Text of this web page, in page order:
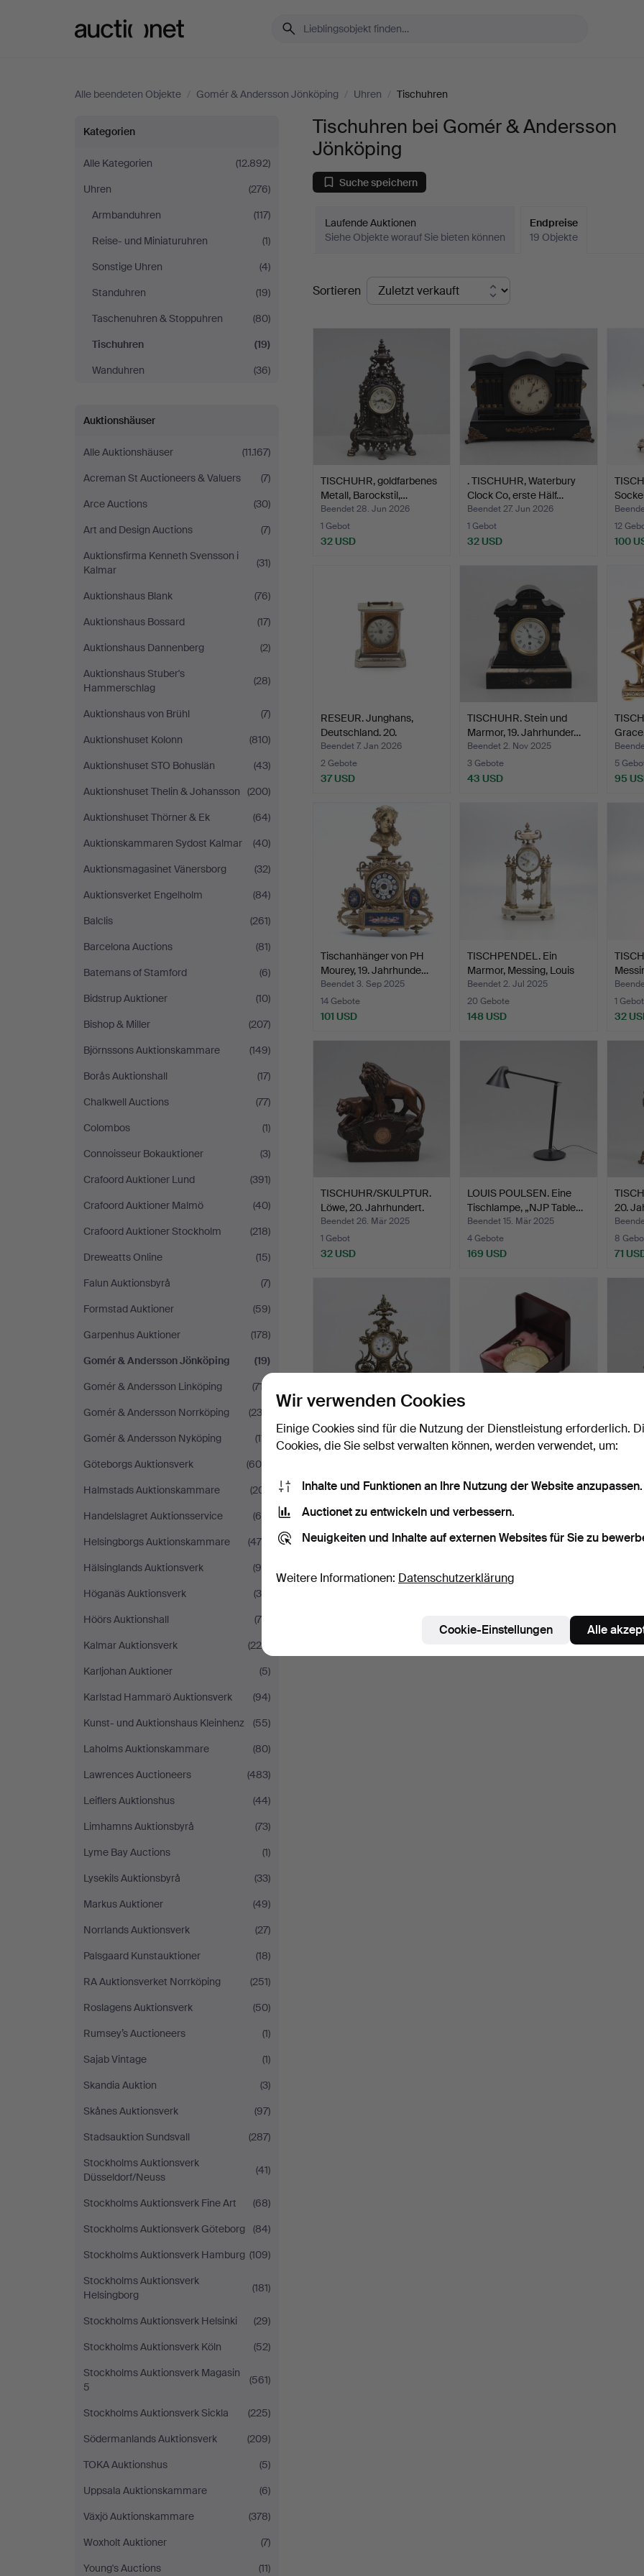
Alle beendeten Objekte / Gomér & Andersson Jönköping / Uhren / Tischuhren
Tischuhren
bei
Gomér
Andersson
Jönköping
Kategorien
Alle Kategorien
(12.892)
Uhren
(276)
Armbanduhren
(117)
Reise- und Miniaturuhren
(1)
Sonstige Uhren
(4)
Standuhren
(19)
Taschenuhren & Stoppuhren
(80)
Tischuhren
(19)
Wanduhren
(36)
Auktionshäuser
Alle Auktionshäuser
(11.167)
Acreman St Auctioneers & Valuers
(7)
Arce Auctions
(30)
Art and Design Auctions
(7)
Auktionsfirma Kenneth Svensson i
Kalmar
(31)
Auktionshaus Blank
(76)
Auktionshaus Bossard
(17)
Auktionshaus Dannenberg
(2)
Auktionshaus Stuber's
Hammerschlag
(28)
Auktionshaus von Brühl
(7)
Auktionshuset Kolonn
(810)
Auktionshuset STO Bohuslän
(43)
Auktionshuset Thelin & Johansson
(200)
Auktionshuset Thörner & Ek
(64)
Auktionskammaren Sydost Kalmar
(40)
Auktionsmagasinet Vänersborg
(32)
Auktionsverket Engelholm
(84)
Balclis
(261)
Barcelona Auctions
(81)
Batemans of Stamford
(6)
Bidstrup Auktioner
(10)
Bishop & Miller
(207)
Björnssons Auktionskammare
(149)
Borås Auktionshall
(17)
Chalkwell Auctions
(77)
Colombos
(1)
Connoisseur Bokauktioner
(3)
Crafoord Auktioner Lund
(391)
Crafoord Auktioner Malmö
(40)
Crafoord Auktioner Stockholm
(218)
Dreweatts Online
(15)
Falun Auktionsbyrå
(7)
Formstad Auktioner
(59)
Garpenhus Auktioner
(178)
Gomér & Andersson Jönköping
(19)
Gomér & Andersson Linköping
(717)
Gomér & Andersson Norrköping
(233)
Gomér & Andersson Nyköping
(111)
Göteborgs Auktionsverk
(604)
Halmstads Auktionskammare
(201)
Handelslagret Auktionsservice
(60)
Helsingborgs Auktionskammare
(475)
Hälsinglands Auktionsverk
(95)
Höganäs Auktionsverk
(35)
Höörs Auktionshall
(79)
Kalmar Auktionsverk
(225)
Karljohan Auktioner
(5)
Karlstad Hammarö Auktionsverk
(94)
Kunst- und Auktionshaus Kleinhenz
(55)
Laholms Auktionskammare
(80)
Lawrences Auctioneers
(483)
Leiflers Auktionshus
(44)
Limhamns Auktionsbyrå
(73)
Lyme Bay Auctions
(1)
Lysekils Auktionsbyrå
(33)
Markus Auktioner
(49)
Norrlands Auktionsverk
(27)
Palsgaard Kunstauktioner
(18)
RA Auktionsverket Norrköping
(251)
Roslagens Auktionsverk
(50)
Rumsey’s Auctioneers
(1)
Sajab Vintage
(1)
Skandia Auktion
(3)
Skånes Auktionsverk
(97)
Stadsauktion Sundsvall
(287)
Stockholms Auktionsverk
Düsseldorf/Neuss
(41)
Stockholms Auktionsverk Fine Art
(68)
Stockholms Auktionsverk Göteborg
(84)
Stockholms Auktionsverk Hamburg (109)
Stockholms Auktionsverk
Helsingborg
(181)
Stockholms Auktionsverk Helsinki
(29)
Stockholms Auktionsverk Köln
(52)
Stockholms Auktionsverk Magasin
5
(561)
Stockholms Auktionsverk Sickla
(225)
Södermanlands Auktionsverk
(209)
TOKA Auktionshus
(5)
Uppsala Auktionskammare
(6)
Växjö Auktionskammare
(378)
Woxholt Auktioner
(7)
Young's Auctions
(11)
Tischuhren bei Gomér & Andersson
Jönköping
Suche speichern
Laufende Auktionen
Siehe Objekte worauf Sie bieten können
Endpreise
19 Objekte
Endpreise
Sortieren
TISCHUHR, goldfarbenes
Metall, Barockstil,…
Beendet 28. Jun 2026
1 Gebot
32 USD
. TISCHUHR, Waterbury
Clock Co, erste Hälf…
Beendet 27. Jun 2026
1 Gebot
32 USD
12
100
RESEUR. Junghans,
Deutschland. 20.
Jahrhun…
Beendet 7. Jan 2026
2 Gebote
37 USD
TISCHUHR. Stein und
Marmor, 19. Jahrhunder…
Beendet 2. Nov 2025
3 Gebote
43 USD
5
95
Tischanhänger von PH
Mourey, 19. Jahrhunde…
Beendet 3. Sep 2025
14 Gebote
101 USD
TISCHPENDEL. Ein
Marmor, Messing, Louis
XV…
Beendet 2. Jul 2025
20 Gebote
148 USD
1 Gebot
32
TISCHUHR/SKULPTUR.
Löwe, 20. Jahrhundert.
Beendet 26. Mär 2025
1 Gebot
32 USD
LOUIS POULSEN. Eine
Tischlampe, „NJP Table…
Beendet 15. Mär 2025
4 Gebote
169 USD
20.
8
71
Eine Tischuhr aus
Messing, später Teil des…
74 USD
TASCHENUHR Helvetia 14
K.
379 USD
FHS
69 USD
Wir verwenden Cookies
Einige Cookies sind für die Nutzung der Dienstleistung erforderlich.
Cookies, die Sie selbst verwalten können, werden verwendet, um:
Inhalte und Funktionen an Ihre Nutzung der Website anzupassen.
Auctionet zu entwickeln und verbessern.
Neuigkeiten und Inhalte auf externen Websites für Sie zu
Weitere Informationen: Datenschutzerklärung
Cookie-Einstellungen Alle